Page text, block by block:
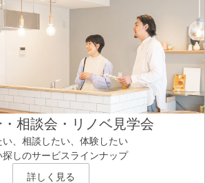
相談会・リノベ見学会
い、相談したい、体験したい
探しのサービスラインナップ
詳しく見る